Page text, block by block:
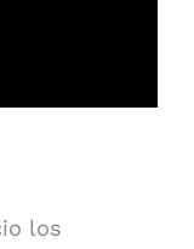
los